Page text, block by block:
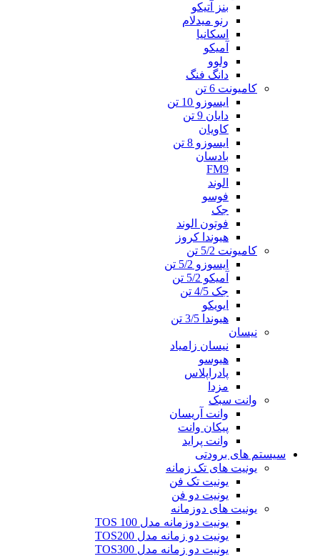
بنز آتیکو
رنو میدلام
اسکانیا
آمیکو
ولوو
دانگ فنگ
کامیونت 6 تن
ایسوزو 10 تن
دایان 9 تن
کاویان
ایسوزو 8 تن
بادسان
FM9
الوند
فوسو
جک
فوتون الوند
هیوندا کروز
کامیونت 5/2 تن
ایسوزو 5/2 تن
آمیکو 5/2 تن
جک 4/5 تن
ایویکو
هیوندا 3/5 تن
نیسان
نیسان زامیاد
هیوسو
پادراپلاس
مزدا
وانت سبک
وانت آریسان
پیکان وانت
وانت پراید
سیستم های برودتی
یونیت های تک زمانه
یونیت تک فن
یونیت دو فن
یونیت های دوزمانه
یونیت دوزمانه مدل TOS 100
یونیت دو زمانه مدل TOS200
یونیت دو زمانه مدل TOS300